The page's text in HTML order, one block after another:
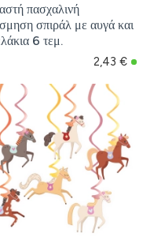
πασχαλινή
σπιράλ με αυγά και
6 τεμ.
2,43 €